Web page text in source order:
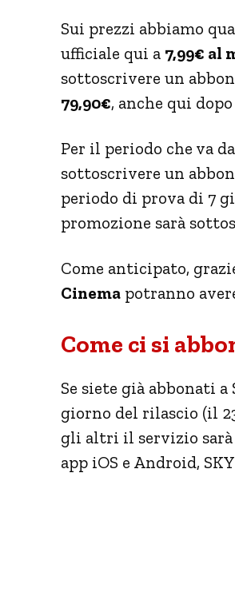
Sui prezzi abbiamo
ufficiale qui a 7,99€ al
sottoscrivere un
79,90€, anche qui
Per il periodo che va
sottoscrivere un
periodo di prova di 7
promozione sarà
Come anticipato,
Cinema potranno
Come ci si
Se siete già abbonati
giorno del rilascio (il
gli altri il servizio sarà
app iOS e Android,